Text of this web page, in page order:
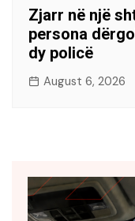
Zjarr në një
persona
dy policë
August 6, 2026